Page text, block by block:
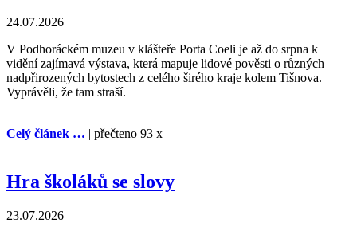
24.07.2026
V Podhoráckém muzeu v klášteře Porta Coeli je až do srpna k
vidění zajímavá výstava, která mapuje lidové pověsti o různých
nadpřirozených bytostech z celého širého kraje kolem Tišnova.
Vyprávěli, že tam straší.
Celý článek … | přečteno 93 x |
Hra školáků se slovy
23.07.2026